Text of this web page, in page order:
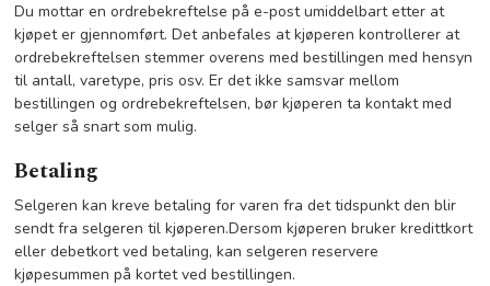
Du mottar en ordrebekreftelse på e-post umiddelbart etter at
kjøpet er gjennomført. Det anbefales at kjøperen kontrollerer at
ordrebekreftelsen stemmer overens med bestillingen med hensyn
til antall, varetype, pris osv. Er det ikke samsvar mellom
bestillingen og ordrebekreftelsen, bør kjøperen ta kontakt med
selger så snart som mulig.
Betaling
Selgeren kan kreve betaling for varen fra det tidspunkt den blir
sendt fra selgeren til kjøperen.Dersom kjøperen bruker kredittkort
eller debetkort ved betaling, kan selgeren reservere
kjøpesummen på kortet ved bestillingen.